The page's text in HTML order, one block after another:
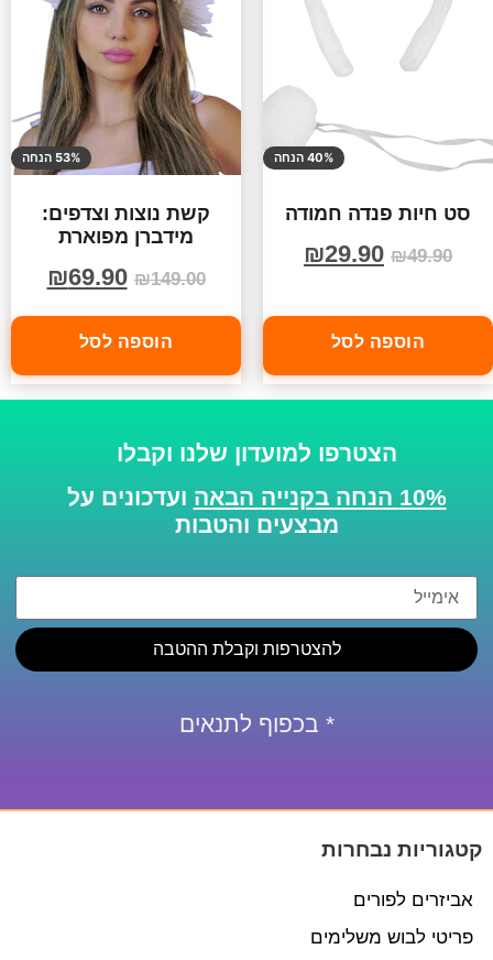
40% הנחה
סט חיות פנדה חמודה
₪49.90
₪29.90
הוספה לסל
53% הנחה
קשת נוצות וצדפים:
מידברן מפוארת
₪149.00
₪69.90
הוספה לסל
הצטרפו למועדון שלנו וקבלו
10% הנחה בקנייה הבאה
ועדכונים על
מבצעים והטבות
להצטרפות וקבלת ההטבה
* בכפוף לתנאים
קטגוריות נבחרות
אביזרים לפורים
פריטי לבוש משלימים